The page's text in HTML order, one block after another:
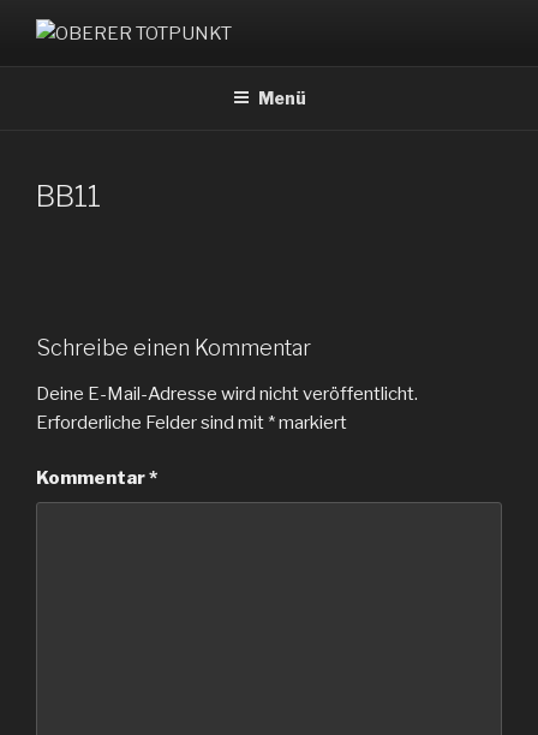
Inhalt
springenOBERER TOTPUNKT
Menü
BB11
Schreibe einen Kommentar
Deine E-Mail-Adresse wird nicht veröffentlicht.
Erforderliche Felder sind mit *markiert
Kommentar*